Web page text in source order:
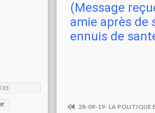
(Message
amie après de
ennuis de
28-09-19- LA POLITIQUE